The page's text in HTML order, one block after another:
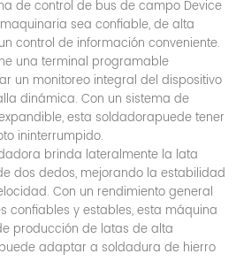
de control de bus de campo Device
sea confiable, de alta
control de información conveniente.
una terminal programable
un monitoreo integral del dispositivo
dinámica. Con un sistema de
esta soldadorapuede tener
ininterrumpido.
brinda lateralmente la lata
dos dedos, mejorando la estabilidad
Con un rendimiento general
confiables y estables, esta máquina
producción de latas de alta
adaptar a soldadura de hierro